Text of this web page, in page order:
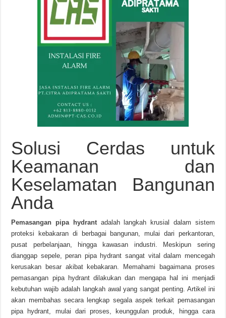
Solusi Cerdas untuk
Keamanan dan
Keselamatan Bangunan
Anda
Pemasangan pipa hydrantadalah langkah krusial dalam sistem
proteksi kebakaran di berbagai bangunan, mulai dari perkantoran,
pusat perbelanjaan, hingga kawasan industri. Meskipun sering
dianggap sepele, peran pipa hydrant sangat vital dalam mencegah
kerusakan besar akibat kebakaran. Memahami bagaimana proses
pemasangan pipa hydrant dilakukan dan mengapa hal ini menjadi
kebutuhan wajib adalah langkah awal yang sangat penting. Artikel ini
akan membahas secara lengkap segala aspek terkait pemasangan
pipa hydrant, mulai dari proses, keunggulan produk, hingga cara